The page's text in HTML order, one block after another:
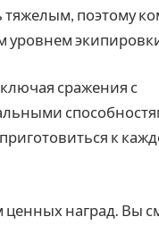
тяжелым, поэтому
уровнем
сражения с
к
ценных наград. Вы